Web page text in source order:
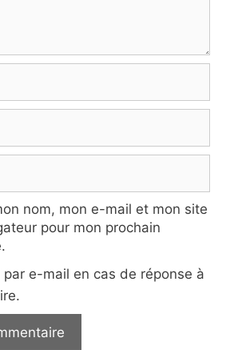
nom, mon e-mail et mon site
pour mon prochain
e-mail en cas de réponse à